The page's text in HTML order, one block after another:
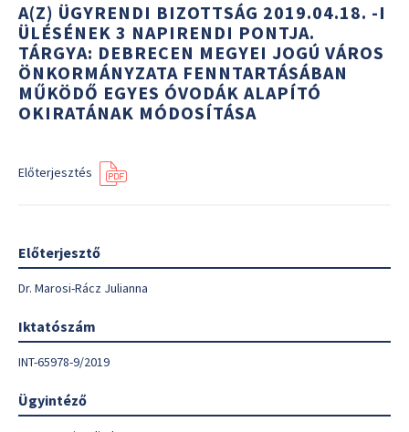
A(Z) ÜGYRENDI BIZOTTSÁG 2019.04.18. -I
ÜLÉSÉNEK 3 NAPIRENDI PONTJA.
TÁRGYA: DEBRECEN MEGYEI JOGÚ VÁROS
ÖNKORMÁNYZATA FENNTARTÁSÁBAN
MŰKÖDŐ EGYES ÓVODÁK ALAPÍTÓ
OKIRATÁNAK MÓDOSÍTÁSA
Előterjesztés
Előterjesztő
Dr. Marosi-Rácz Julianna
Iktatószám
INT-65978-9/2019
Ügyintéző